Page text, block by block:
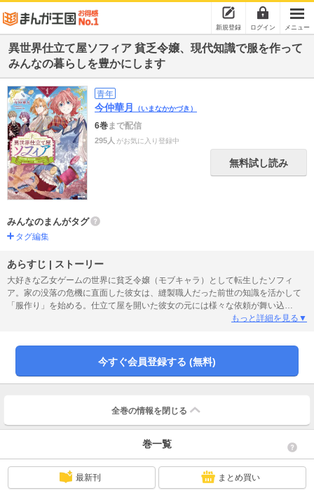
新規登録 ログイン メニュー
異世界仕立て屋ソフィア 貧乏令嬢、現代知識で服を作って
みんなの暮らしを豊かにします
青年
今仲華月 （いまなかかづき）
6巻まで配信
295人 がお気に入り登録中
無料試し読み
みんなのまんがタグ
タグ編集
あらすじ | ストーリー
大好きな乙女ゲームの世界に貧乏令嬢（モブキャラ）として転生したソフィ
ア。家の没落の危機に直面した彼女は、縫製職人だった前世の知識を活かして
「服作り」を始める。仕立て屋を開いた彼女の元には様々な依頼が舞い込
み…？ 貧乏令嬢が服の魔法でみんなを幸せにする、お仕事ファンタジー！
もっと詳細を見る▼
今すぐ会員登録する (無料)
全巻の情報を 閉じる
巻一覧
最新刊 まとめ買い